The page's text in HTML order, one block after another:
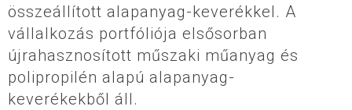
összeállított alapanyag-keverékkel. A
vállalkozás portfóliója elsősorban
újrahasznosított műszaki műanyag és
polipropilén alapú alapanyag-
keverékekből áll.